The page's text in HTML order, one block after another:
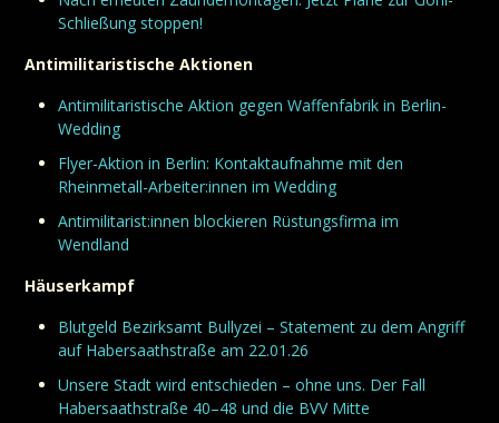
Schließung stoppen!
Antimilitaristische Aktionen
Antimilitaristische Aktion gegen Waffenfabrik in Berlin-
Wedding
Flyer-Aktion in Berlin: Kontaktaufnahme mit den
Rheinmetall-Arbeiter:innen im Wedding
Antimilitarist:innen blockieren Rüstungsfirma im
Wendland
Häuserkampf
Blutgeld Bezirksamt Bullyzei – Statement zu dem Angriff
auf Habersaathstraße am 22.01.26
Unsere Stadt wird entschieden – ohne uns. Der Fall
Habersaathstraße 40–48 und die BVV Mitte